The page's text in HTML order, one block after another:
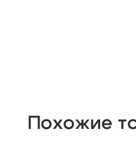
Похожие